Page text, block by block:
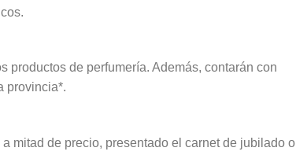
productos de perfumería. Además, contarán con
provincia*.
mitad de precio, presentado el carnet de jubilado o